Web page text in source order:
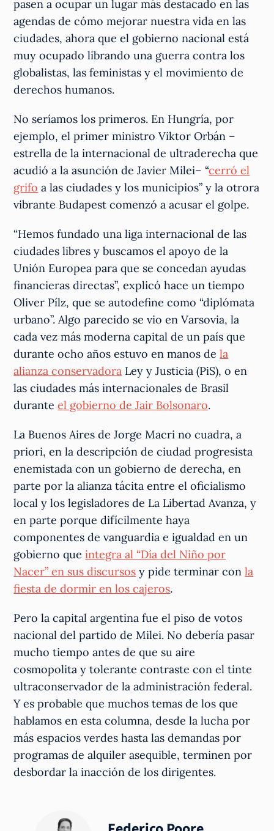
pasen a ocupar un lugar más destacado en las
agendas de cómo mejorar nuestra vida en las
ciudades, ahora que el gobierno nacional está
muy ocupado librando una guerra contra los
globalistas, las feministas y el movimiento de
derechos humanos.
No seríamos los primeros. En Hungría, por
ejemplo, el primer ministro Viktor Orbán –
estrella de la internacional de ultraderecha que
acudió a la asunción de Javier Milei– “cerró el
grifo a las ciudades y los municipios” y la otrora
vibrante Budapest comenzó a acusar el golpe.
“Hemos fundado una liga internacional de las
ciudades libres y buscamos el apoyo de la
Unión Europea para que se concedan ayudas
financieras directas”, explicó hace un tiempo
Oliver Pílz, que se autodefine como “diplómata
urbano”. Algo parecido se vio en Varsovia, la
cada vez más moderna capital de un país que
durante ocho años estuvo en manos dela
alianza conservadora Ley y Justicia (PiS), o en
las ciudades más internacionales de Brasil
duranteel gobierno de Jair Bolsonaro.
La Buenos Aires de Jorge Macri no cuadra, a
priori, en la descripción de ciudad progresista
enemistada con un gobierno de derecha, en
parte por la alianza tácita entre el oficialismo
local y los legisladores de La Libertad Avanza, y
en parte porque difícilmente haya
componentes de vanguardia e igualdad en un
gobierno queintegra al “Día del Niño por
Nacer” en sus discursos y pide terminar conla
fiesta de dormir en los cajeros.
Pero la capital argentina fue el piso de votos
nacional del partido de Milei. No debería pasar
mucho tiempo antes de que su aire
cosmopolita y tolerante contraste con el tinte
ultraconservador de la administración federal.
Y es probable que muchos temas de los que
hablamos en esta columna, desde la lucha por
más espacios verdes hasta las demandas por
programas de alquiler asequible, terminen por
desbordar la inacción de los dirigentes.